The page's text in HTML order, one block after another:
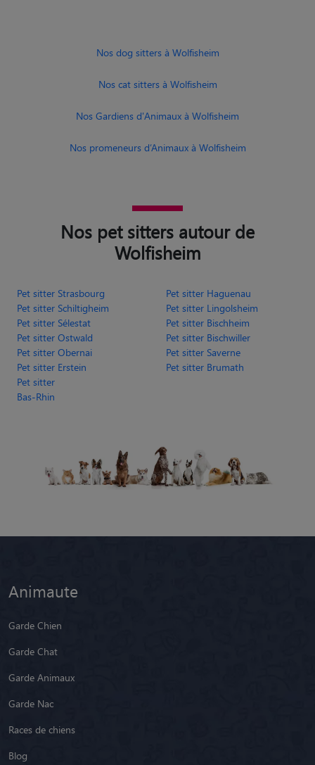
Nos dog sitters à Wolfisheim
Nos cat sitters à Wolfisheim
Nos Gardiens d'Animaux à Wolfisheim
Nos promeneurs d’Animaux à Wolfisheim
Nos pet sitters autour de
Wolfisheim
Pet sitter Strasbourg
Pet sitter Haguenau
Pet sitter Schiltigheim
Pet sitter Lingolsheim
Pet sitter Sélestat
Pet sitter Bischheim
Pet sitter Ostwald
Pet sitter Bischwiller
Pet sitter Obernai
Pet sitter Saverne
Pet sitter Erstein
Pet sitter Brumath
Pet sitter
Bas-Rhin
Animaute
Garde Chien
Garde Chat
Garde Animaux
Garde Nac
Races de chiens
Blog